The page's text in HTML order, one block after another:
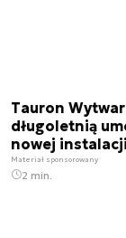
Tauron
długoletnią
nowej instalacji
Materiał sponsorowany
2 min.